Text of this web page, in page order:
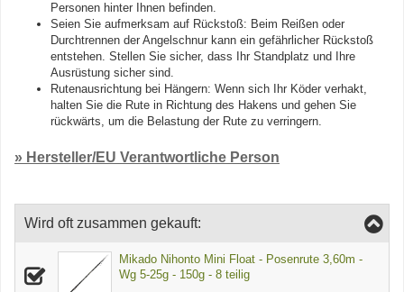
Personen hinter Ihnen befinden.
Seien Sie aufmerksam auf Rückstoß: Beim Reißen oder
Durchtrennen der Angelschnur kann ein gefährlicher Rückstoß
entstehen. Stellen Sie sicher, dass Ihr Standplatz und Ihre
Ausrüstung sicher sind.
Rutenausrichtung bei Hängern: Wenn sich Ihr Köder verhakt,
halten Sie die Rute in Richtung des Hakens und gehen Sie
rückwärts, um die Belastung der Rute zu verringern.
» Hersteller/EU Verantwortliche Person
Wird oft zusammen gekauft:
Mikado Nihonto Mini Float - Posenrute 3,60m -
Wg 5-25g - 150g - 8 teilig